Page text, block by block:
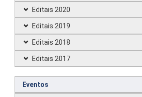
Editais 2020
Editais 2019
Editais 2018
Editais 2017
Eventos